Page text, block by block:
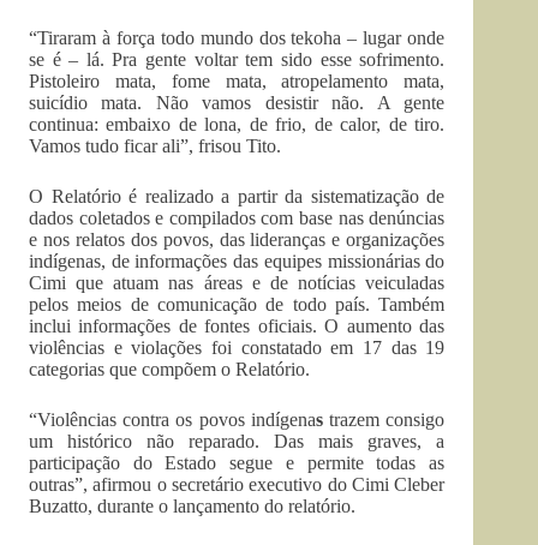
“Tiraram à força todo mundo dos tekoha – lugar onde
se é – lá. Pra gente voltar tem sido esse sofrimento.
Pistoleiro mata, fome mata, atropelamento mata,
suicídio mata. Não vamos desistir não. A gente
continua: embaixo de lona, de frio, de calor, de tiro.
Vamos tudo ficar ali”, frisou Tito.
O Relatório é realizado a partir da sistematização de
dados coletados e compilados com base nas denúncias
e nos relatos dos povos, das lideranças e organizações
indígenas, de informações das equipes missionárias do
Cimi que atuam nas áreas e de notícias veiculadas
pelos meios de comunicação de todo país. Também
inclui informações de fontes oficiais. O aumento das
violências e violações foi constatado em 17 das 19
categorias que compõem o Relatório.
“Violências contra os povos indígenastrazem consigo
um histórico não reparado. Das mais graves, a
participação do Estado segue e permite todas as
outras”, afirmou o secretário executivo do Cimi Cleber
Buzatto, durante o lançamento do relatório.